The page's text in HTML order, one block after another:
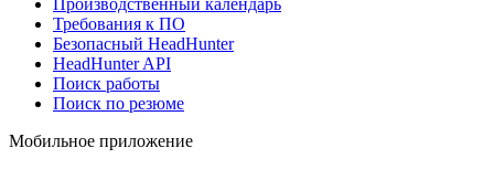
Требования к ПО
Безопасный HeadHunter
HeadHunter API
Поиск работы
Поиск по резюме
Мобильное приложение